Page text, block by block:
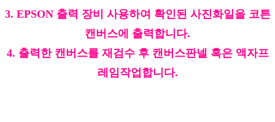
3. EPSON 출력 장비 사용하여 확인된 사진화일을 코튼
캔버스에 출력합니다.
4. 출력한 캔버스를 재검수 후 캔버스판넬 혹은 액자프
레임작업합니다.